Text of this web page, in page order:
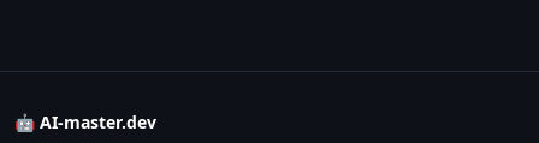
🤖 AI-master.dev